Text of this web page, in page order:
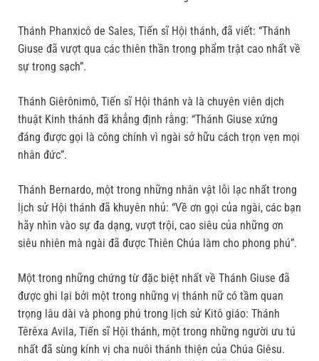
Thánh Phanxicô de Sales, Tiến sĩ Hội thánh, đã viết: “Thánh
Giuse đã vượt qua các thiên thần trong phẩm trật cao nhất về
sự trong sạch”.
Thánh Giêrônimô, Tiến sĩ Hội thánh và là chuyên viên dịch
thuật Kinh thánh đã khẳng định rằng: “Thánh Giuse xứng
đáng được gọi là công chính vì ngài sở hữu cách trọn vẹn mọi
nhân đức”.
Thánh Bernardo, một trong những nhân vật lỗi lạc nhất trong
lịch sử Hội thánh đã khuyên nhủ: “Về ơn gọi của ngài, các bạn
hãy nhìn vào sự đa dạng, vượt trội, cao siêu của những ơn
siêu nhiên mà ngài đã được Thiên Chúa làm cho phong phú”.
Một trong những chứng từ đặc biệt nhất về Thánh Giuse đã
được ghi lại bởi một trong những vị thánh nữ có tầm quan
trọng lâu dài và phong phú trong lịch sử Kitô giáo: Thánh
Têrêxa Avila, Tiến sĩ Hội thánh, một trong những người ưu tú
nhất đã sùng kính vị cha nuôi thánh thiện của Chúa Giêsu.